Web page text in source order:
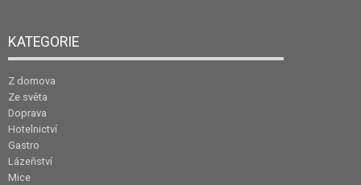
KATEGORIE
Z domova
Ze světa
Doprava
Hotelnictví
Gastro
Lázeňství
Mice